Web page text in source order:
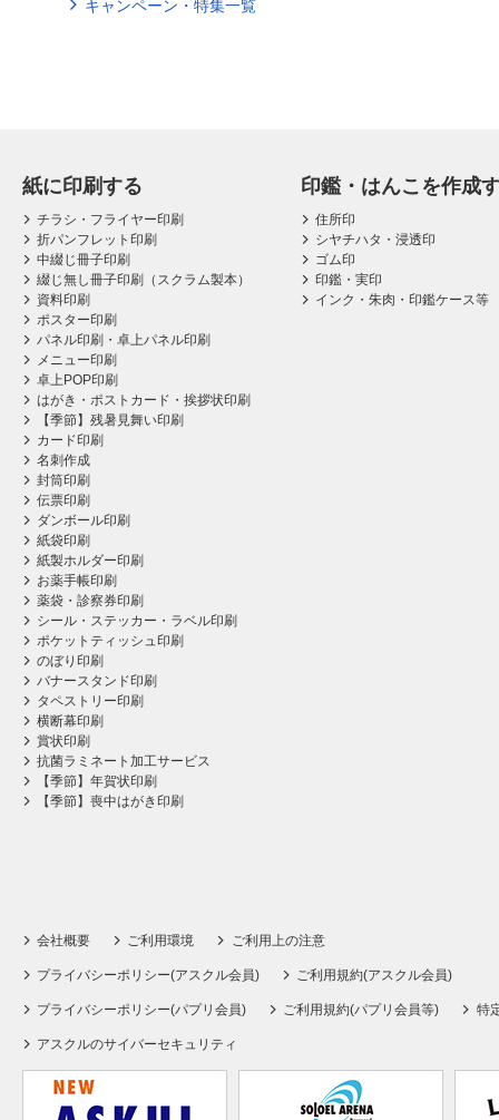
キャンペーン・特集一覧
紙に印刷する
チラシ・フライヤー印刷
折パンフレット印刷
中綴じ冊子印刷
綴じ無し冊子印刷（スクラム製本）
資料印刷
ポスター印刷
パネル印刷・卓上パネル印刷
メニュー印刷
卓上POP印刷
はがき・ポストカード・挨拶状印刷
【季節】残暑見舞い印刷
カード印刷
名刺作成
封筒印刷
伝票印刷
ダンボール印刷
紙袋印刷
紙製ホルダー印刷
お薬手帳印刷
薬袋・診察券印刷
シール・ステッカー・ラベル印刷
ポケットティッシュ印刷
のぼり印刷
バナースタンド印刷
タペストリー印刷
横断幕印刷
賞状印刷
抗菌ラミネート加工サービス
【季節】年賀状印刷
【季節】喪中はがき印刷
印鑑・はんこを作成
住所印
シヤチハタ・浸透印
ゴム印
印鑑・実印
インク・朱肉・印鑑ケース等
会社概要 ご利用環境 ご利用上の注意
プライバシーポリシー(アスクル会員) ご利用規約(アスクル会員)
プライバシーポリシー(パプリ会員) ご利用規約(パプリ会員等) 特
アスクルのサイバーセキュリティ